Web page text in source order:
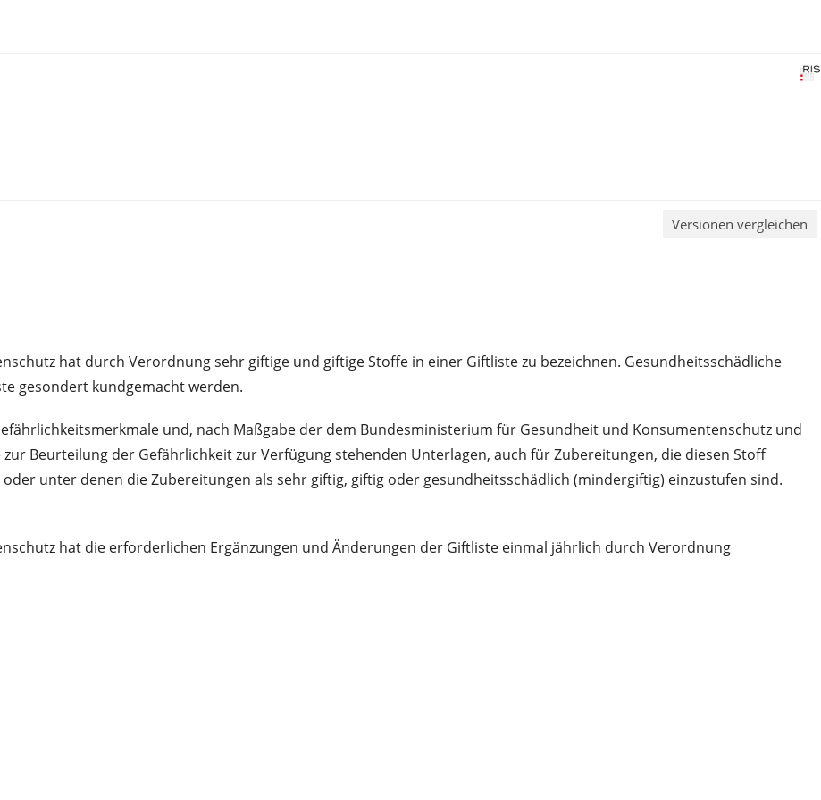
Versionen vergleichen
hat durch Verordnung sehr giftige und giftige Stoffe in einer Giftliste zu bezeichnen. Gesundheitsschädliche
gesondert kundgemacht werden.
und, nach Maßgabe der dem Bundesministerium für Gesundheit und Konsumentenschutz und
Beurteilung der Gefährlichkeit zur Verfügung stehenden Unterlagen, auch für Zubereitungen, die diesen Stoff
unter denen die Zubereitungen als sehr giftig, giftig oder gesundheitsschädlich (mindergiftig) einzustufen sind.
hat die erforderlichen Ergänzungen und Änderungen der Giftliste einmal jährlich durch Verordnung